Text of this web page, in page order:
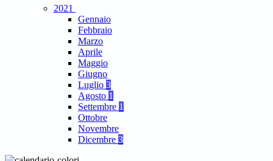
2021
Gennaio
Febbraio
Marzo
Aprile
Maggio
Giugno
Luglio 3
Agosto 1
Settembre 1
Ottobre
Novembre
Dicembre 3